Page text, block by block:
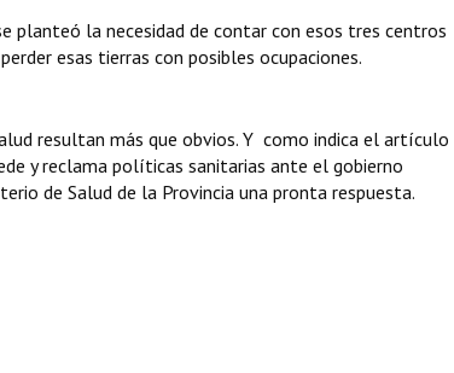
planteó la necesidad de contar con esos tres centros
esas tierras con posibles ocupaciones.
resultan más que obvios. Y como indica el artículo
y reclama políticas sanitarias ante el gobierno
de Salud de la Provincia una pronta respuesta.